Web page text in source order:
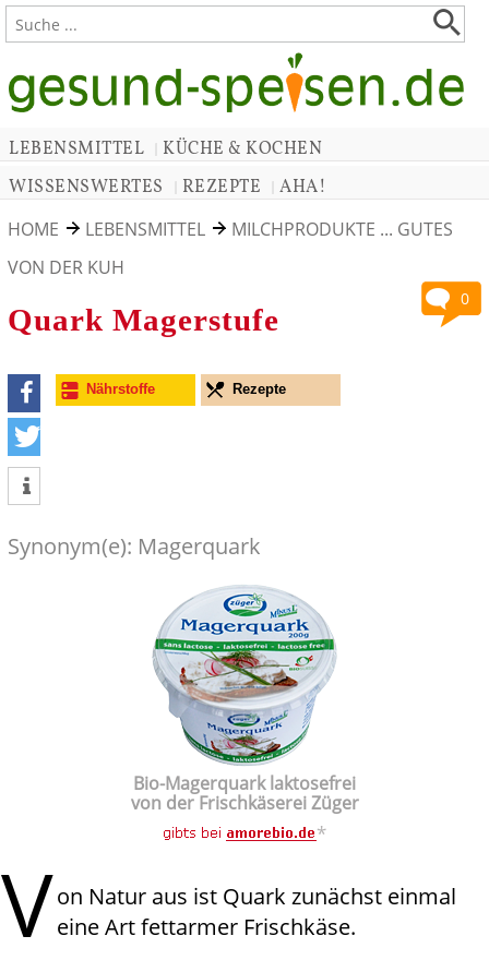
LEBENSMITTEL
KÜCHE & KOCHEN
WISSENSWERTES
REZEPTE
AHA!
HOME
LEBENSMITTEL
MILCHPRODUKTE ... GUTES
VON DER KUH
0
Quark Magerstufe
teilen
tweet
Nährstoffe Rezepte
Synonym(e): Magerquark
Bio-Magerquark laktosefrei
von der Frischkäserei Züger
*
Von Natur aus ist Quark zunächst einmal
eine Art fettarmer Frischkäse.